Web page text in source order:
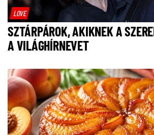
LOVE
SZTÁRPÁROK, AKIKNEK A
A VILÁGHÍRNEVET